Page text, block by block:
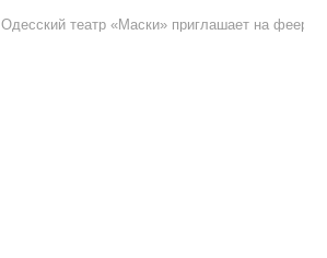
Одесский театр «Маски» приглашает на